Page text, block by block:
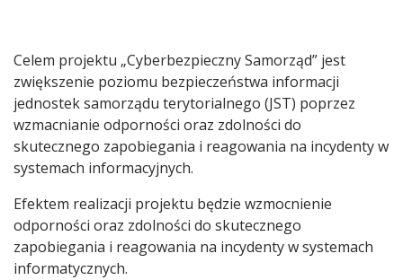
Celem projektu „Cyberbezpieczny Samorząd” jest
zwiększenie poziomu bezpieczeństwa informacji
jednostek samorządu terytorialnego (JST) poprzez
wzmacnianie odporności oraz zdolności do
skutecznego zapobiegania i reagowania na incydenty w
systemach informacyjnych.
Efektem realizacji projektu będzie wzmocnienie
odporności oraz zdolności do skutecznego
zapobiegania i reagowania na incydenty w systemach
informatycznych.